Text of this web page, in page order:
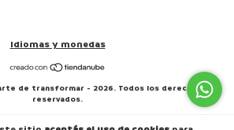
Idiomas y monedas
de transformar - 2026. Todos los derechos
reservados.